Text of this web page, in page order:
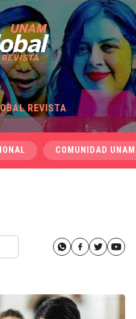
REVISTA
COMUNIDAD UNAM